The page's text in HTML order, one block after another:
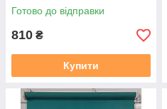
Готово до відправки
810 ₴
Купити